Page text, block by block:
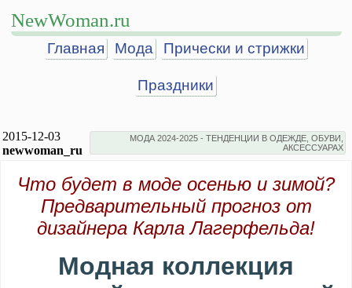
NewWoman.ru
Главная Мода Прически и стрижки
Праздники
2015-12-03
newwoman_ru
МОДА 2024-2025 - ТЕНДЕНЦИИ В ОДЕЖДЕ, ОБУВИ,
АКСЕССУАРАХ
Что будет в моде осенью и зимой?
Предварительный прогноз от
дизайнера КарлаЛагерфельда!
Модная коллекция